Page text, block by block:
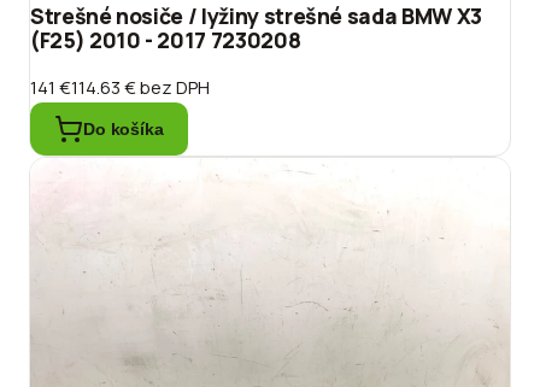
Strešné nosiče / lyžiny strešné sada BMW X3
(F25) 2010 - 2017 7230208
141 €114.63 €bez DPH
Do košíka